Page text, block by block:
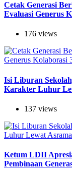
Cetak Generasi
Evaluasi Generus
176 views
Isi Liburan
Karakter Luhur
137 views
Ketum LDII
Pembinaan